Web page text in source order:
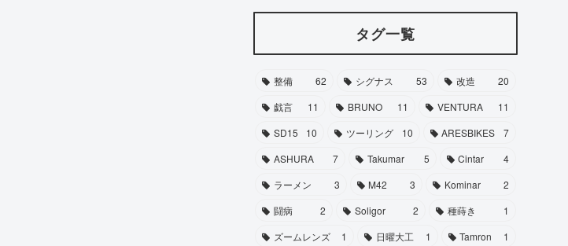
タグ一覧
整備 62 シグナス 53 改造
20
戯言
11 BRUNO 11 VENTURA
11
SD15
10 ツーリング 10 ARESBIKES
7
ASHURA
7 Takumar 5 Cintar
4
ラーメン
3 M42 3 Kominar
2
闘病
2 Soligor 2 種蒔き
1
ズームレンズ
1 日曜大工 1 Tamron
1